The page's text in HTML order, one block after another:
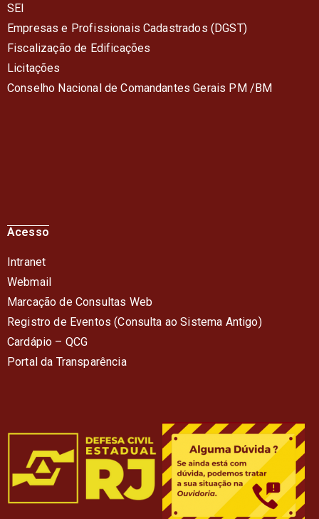
SEI
Empresas e Profissionais Cadastrados (DGST)
Fiscalização de Edificações
Licitações
Conselho Nacional de Comandantes Gerais PM /BM
Acesso
Intranet
Webmail
Marcação de Consultas Web
Registro de Eventos (Consulta ao Sistema Antigo)
Cardápio – QCG
Portal da Transparência